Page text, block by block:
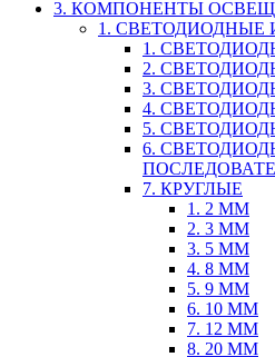
3. КОМПОНЕНТЫ
1. СВЕТОДИОДНЫЕ
1.
2.
3.
4.
5.
6.
7. КРУГЛЫЕ
1. 2 ММ
2. 3 ММ
3. 5 ММ
4. 8 ММ
5. 9 ММ
6. 10 ММ
7. 12 ММ
8. 20 ММ